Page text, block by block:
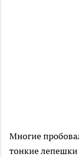
Многие
тонкие лепешки